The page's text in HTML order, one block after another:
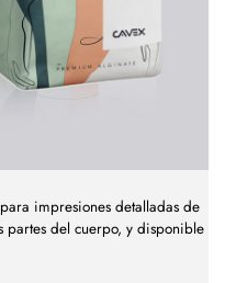
impresiones detalladas de
partes del cuerpo, y disponible